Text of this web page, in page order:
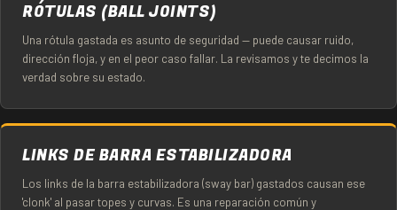
RÓTULAS (BALL JOINTS)
Una rótula gastada es asunto de seguridad — puede causar ruido,
dirección floja, y en el peor caso fallar. La revisamos y te decimos la
verdad sobre su estado.
LINKS DE BARRA ESTABILIZADORA
Los links de la barra estabilizadora (sway bar) gastados causan ese
'clonk' al pasar topes y curvas. Es una reparación común y